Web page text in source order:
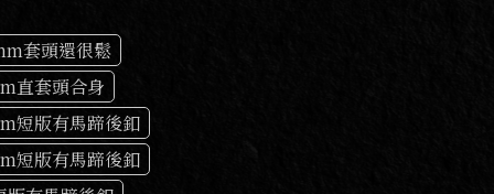
套頭還很鬆
直套頭合身
短版有馬蹄後釦
短版有馬蹄後釦